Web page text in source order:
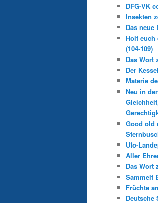
DFG-VK
Insekten
Das neue
Holt euch
(104-109)
Das Wort
Der
Materie
Neu in
Good old
Ufo-
Aller
Das Wort
Sammelt
Früchte
Deutsche